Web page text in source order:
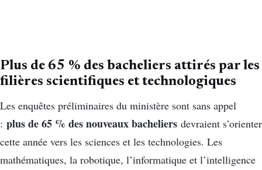
Plus de 65 % des bacheliers attirés par les
filières scientifiques et technologiques
Les enquêtes préliminaires du ministère sont sans appel
: plus de 65 % des nouveaux bacheliers devraient s’orienter
cette année vers les sciences et les technologies. Les
mathématiques, la robotique, l’informatique et l’intelligence